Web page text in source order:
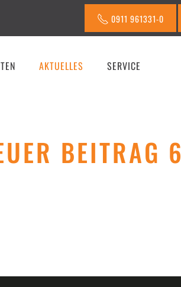
0911 961331-0
AKTUELLES SERVICE
BEITRAG 6